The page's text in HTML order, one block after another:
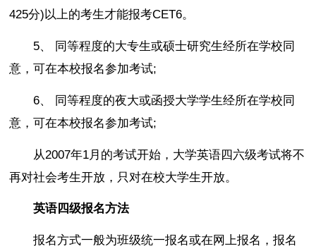
425分)以上的考生才能报考CET6。
5、 同等程度的大专生或硕士研究生经所在学校同
意，可在本校报名参加考试;
6、 同等程度的夜大或函授大学学生经所在学校同
意，可在本校报名参加考试;
从2007年1月的考试开始，大学英语四六级考试将不
再对社会考生开放，只对在校大学生开放。
英语四级报名方法
报名方式一般为班级统一报名或在网上报名，报名